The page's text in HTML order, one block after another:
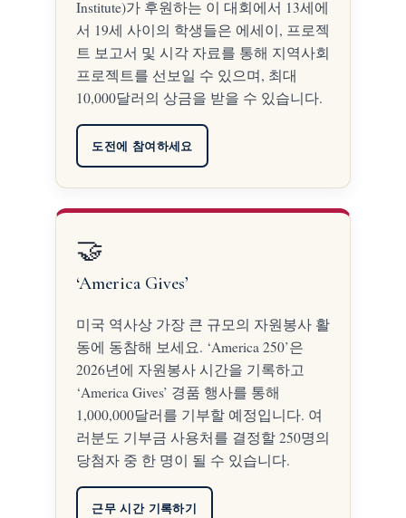
Institute)가 후원하는 이 대회에서 13세에
서 19세 사이의 학생들은 에세이, 프로젝
트 보고서 및 시각 자료를 통해 지역사회
프로젝트를 선보일 수 있으며, 최대
10,000달러의 상금을 받을 수 있습니다.
도전에 참여하세요
🤝
‘America Gives’
미국 역사상 가장 큰 규모의 자원봉사 활
동에 동참해 보세요. ‘America 250’은
2026년에 자원봉사 시간을 기록하고
‘America Gives’ 경품 행사를 통해
1,000,000달러를 기부할 예정입니다. 여
러분도 기부금 사용처를 결정할 250명의
당첨자 중 한 명이 될 수 있습니다.
근무 시간 기록하기